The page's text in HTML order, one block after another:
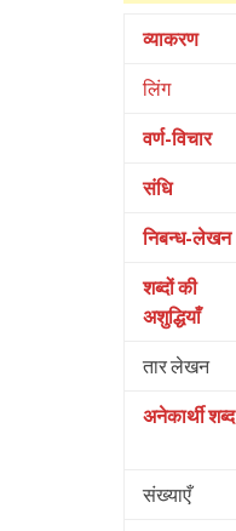
व्याकरण
लिंग
वर्ण-विचार
संधि
निबन्ध-लेखन
शब्दों की
अशुद्धियाँ
तार लेखन
अनेकार्थी शब्द
संख्याएँ